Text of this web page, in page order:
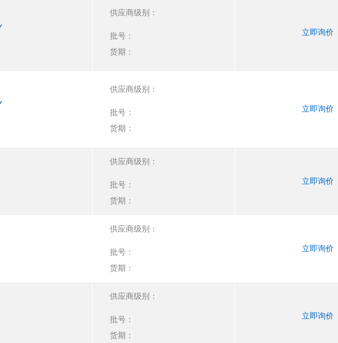
供应商级别：
批号：
货期：
立即询价
供应商级别：
批号：
货期：
立即询价
供应商级别：
批号：
货期：
立即询价
供应商级别：
批号：
货期：
立即询价
供应商级别：
批号：
货期：
立即询价